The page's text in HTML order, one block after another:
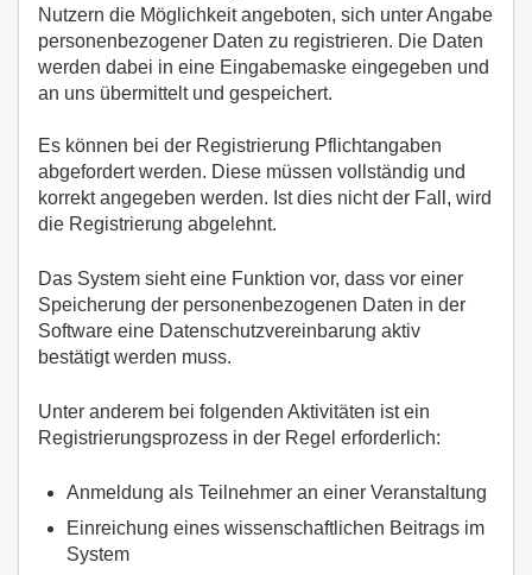
Nutzern die Möglichkeit angeboten, sich unter Angabe
personenbezogener Daten zu registrieren. Die Daten
werden dabei in eine Eingabemaske eingegeben und
an uns übermittelt und gespeichert.
Es können bei der Registrierung Pflichtangaben
abgefordert werden. Diese müssen vollständig und
korrekt angegeben werden. Ist dies nicht der Fall, wird
die Registrierung abgelehnt.
Das System sieht eine Funktion vor, dass vor einer
Speicherung der personenbezogenen Daten in der
Software eine Datenschutzvereinbarung aktiv
bestätigt werden muss.
Unter anderem bei folgenden Aktivitäten ist ein
Registrierungsprozess in der Regel erforderlich:
Anmeldung als Teilnehmer an einer Veranstaltung
Einreichung eines wissenschaftlichen Beitrags im
System